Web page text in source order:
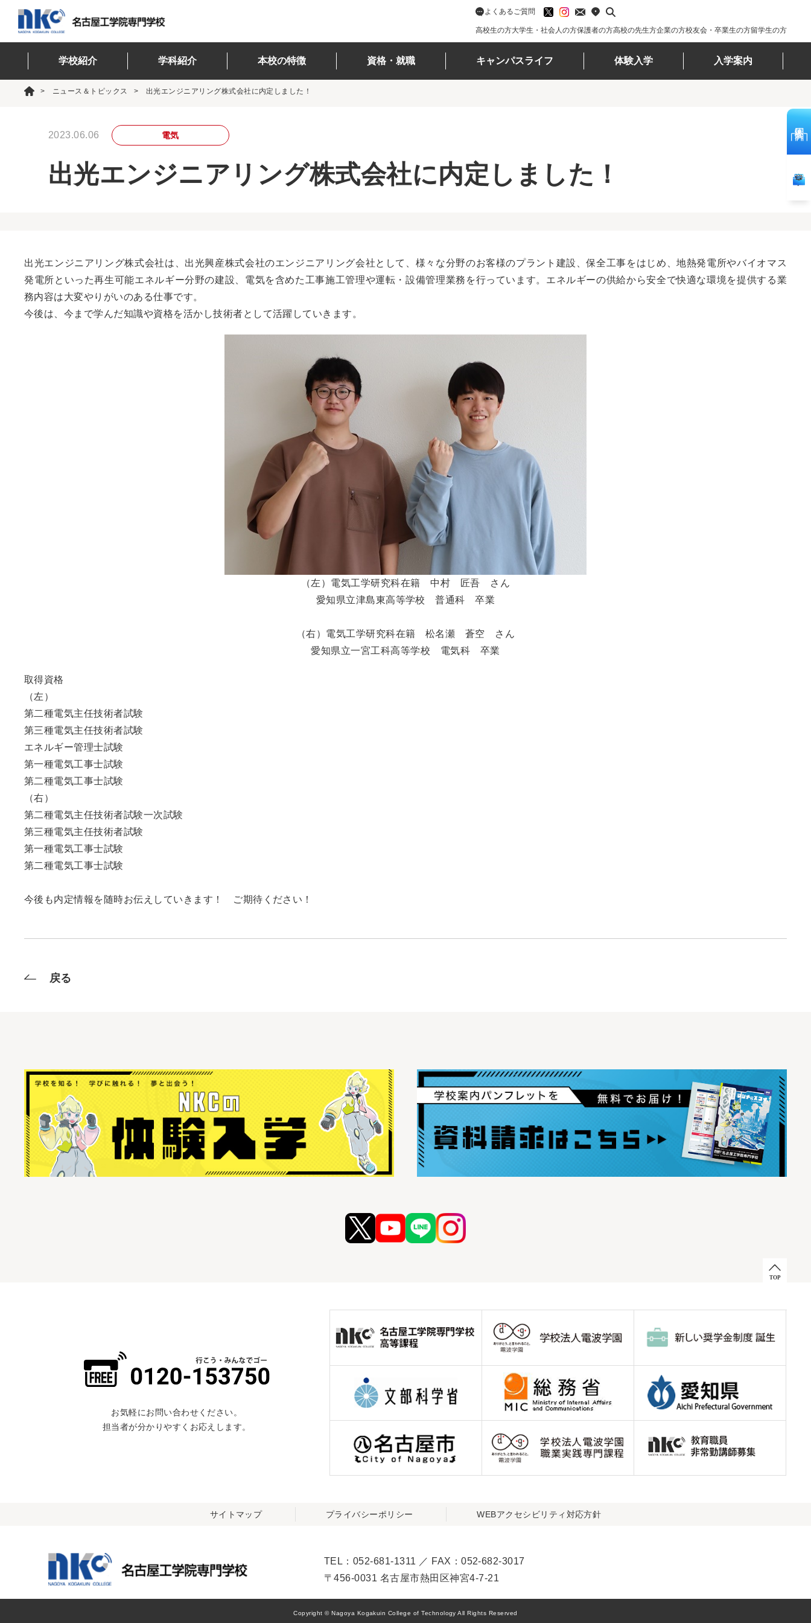
高校生の方大学生・社会人の方保護者の方高校の先生方企業の方校友会・卒業生の方留学生の方
よくあるご質問
学校紹介 学科紹介 本校の特徴 資格・就職 キャンパスライフ 体験入学 入学案内
ニュース＆トピックス 出光エンジニアリング株式会社に内定しました！
2023.06.06 電気
出光エンジニアリング株式会社に内定しました！
出光エンジニアリング株式会社は、出光興産株式会社のエンジニアリング会社として、様々な分野のお客様のプラント建設、保全工事をはじめ、地熱発電所やバイオマス
発電所といった再生可能エネルギー分野の建設、電気を含めた工事施工管理や運転・設備管理業務を行っています。エネルギーの供給から安全で快適な環境を提供する業
務内容は大変やりがいのある仕事です。
今後は、今まで学んだ知識や資格を活かし技術者として活躍していきます。
（左）電気工学研究科在籍 中村 匠吾 さん
愛知県立津島東高等学校 普通科 卒業
（右）電気工学研究科在籍 松名瀬 蒼空 さん
愛知県立一宮工科高等学校 電気科 卒業
取得資格
（左）
第二種電気主任技術者試験
第三種電気主任技術者試験
エネルギー管理士試験
第一種電気工事士試験
第二種電気工事士試験
（右）
第二種電気主任技術者試験一次試験
第三種電気主任技術者試験
第一種電気工事士試験
第二種電気工事士試験
今後も内定情報を随時お伝えしていきます！ ご期待ください！
戻る
お気軽にお問い合わせください。
担当者が分かりやすくお応えします。
サイトマップ プライバシーポリシー WEBアクセシビリティ対応方針
TEL：052-681-1311 ／ FAX：052-682-3017
〒456-0031 名古屋市熱田区神宮4-7-21
Copyright © Nagoya Kogakuin College of Technology All Rights Reserved